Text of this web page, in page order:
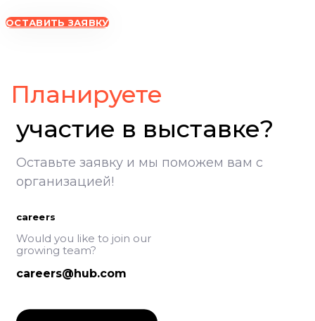
ОСТАВИТЬ ЗАЯВКУ
Планируете
участие в выставке?
Оставьте заявку и мы поможем вам с
организацией!
careers
Would you like to join our
growing team?
careers@hub.com